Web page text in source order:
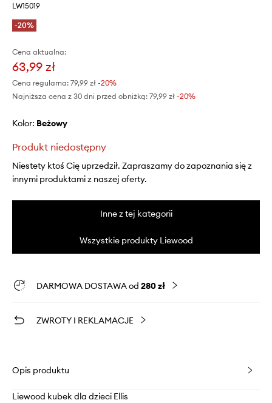
LW15019
-20%
Cena aktualna:
63,99 zł
Cena regularna: 79,99 zł -20%
Najniższa cena z 30 dni przed obniżką: 79,99 zł -20%
Kolor: beżowy
Produkt niedostępny
Niestety ktoś Cię uprzedził. Zapraszamy do zapoznania się z
innymi produktami z naszej oferty.
Inne z tej kategorii
Wszystkie produkty Liewood
DARMOWA DOSTAWA od 280 zł
ZWROTY I REKLAMACJE
Opis produktu
Liewood kubek dla dzieci Ellis